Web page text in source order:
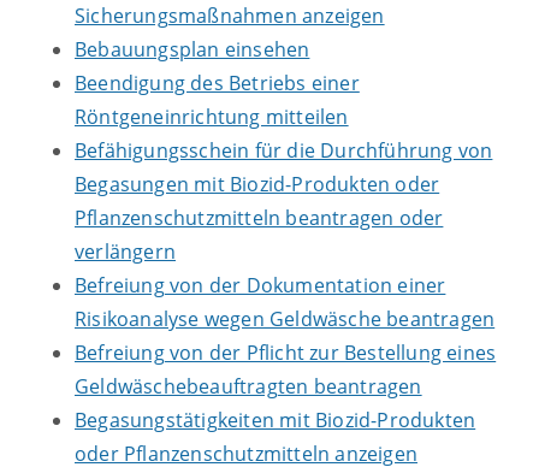
Sicherungsmaßnahmen anzeigen
Bebauungsplan einsehen
Beendigung des Betriebs einer
Röntgeneinrichtung mitteilen
Befähigungsschein für die Durchführung von
Begasungen mit Biozid-Produkten oder
Pflanzenschutzmitteln beantragen oder
verlängern
Befreiung von der Dokumentation einer
Risikoanalyse wegen Geldwäsche beantragen
Befreiung von der Pflicht zur Bestellung eines
Geldwäschebeauftragten beantragen
Begasungstätigkeiten mit Biozid-Produkten
oder Pflanzenschutzmitteln anzeigen